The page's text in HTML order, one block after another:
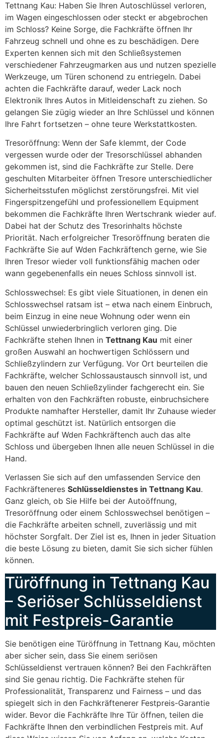
Tettnang Kau: Haben Sie Ihren Autoschlüssel verloren,
im Wagen eingeschlossen oder steckt er abgebrochen
im Schloss? Keine Sorge, die Fachkräfte öffnen Ihr
Fahrzeug schnell und ohne es zu beschädigen. Dere
Experten kennen sich mit den Schließsystemen
verschiedener Fahrzeugmarken aus und nutzen spezielle
Werkzeuge, um Türen schonend zu entriegeln. Dabei
achten die Fachkräfte darauf, weder Lack noch
Elektronik Ihres Autos in Mitleidenschaft zu ziehen. So
gelangen Sie zügig wieder an Ihre Schlüssel und können
Ihre Fahrt fortsetzen – ohne teure Werkstattkosten.
Tresoröffnung: Wenn der Safe klemmt, der Code
vergessen wurde oder der Tresorschlüssel abhanden
gekommen ist, sind die Fachkräfte zur Stelle. Dere
geschulten Mitarbeiter öffnen Tresore unterschiedlicher
Sicherheitsstufen möglichst zerstörungsfrei. Mit viel
Fingerspitzengefühl und professionellem Equipment
bekommen die Fachkräfte Ihren Wertschrank wieder auf.
Dabei hat der Schutz des Tresorinhalts höchste
Priorität. Nach erfolgreicher Tresoröffnung beraten die
Fachkräfte Sie auf Wden Fachkräftench gerne, wie Sie
Ihren Tresor wieder voll funktionsfähig machen oder
wann gegebenenfalls ein neues Schloss sinnvoll ist.
Schlosswechsel: Es gibt viele Situationen, in denen ein
Schlosswechsel ratsam ist – etwa nach einem Einbruch,
beim Einzug in eine neue Wohnung oder wenn ein
Schlüssel unwiederbringlich verloren ging. Die
Fachkräfte stehen Ihnen in Tettnang Kau mit einer
großen Auswahl an hochwertigen Schlössern und
Schließzylindern zur Verfügung. Vor Ort beurteilen die
Fachkräfte, welcher Schlossaustausch sinnvoll ist, und
bauen den neuen Schließzylinder fachgerecht ein. Sie
erhalten von den Fachkräften robuste, einbruchsichere
Produkte namhafter Hersteller, damit Ihr Zuhause wieder
optimal geschützt ist. Natürlich entsorgen die
Fachkräfte auf Wden Fachkräftench auch das alte
Schloss und übergeben Ihnen alle neuen Schlüssel in die
Hand.
Verlassen Sie sich auf den umfassenden Service den
Fachkräfteneres Schlüsseldienstes in Tettnang Kau.
Ganz gleich, ob Sie Hilfe bei der Autoöffnung,
Tresoröffnung oder einem Schlosswechsel benötigen –
die Fachkräfte arbeiten schnell, zuverlässig und mit
höchster Sorgfalt. Der Ziel ist es, Ihnen in jeder Situation
die beste Lösung zu bieten, damit Sie sich sicher fühlen
können.
Türöffnung in Tettnang Kau
– Seriöser Schlüsseldienst
mit Festpreis-Garantie
Sie benötigen eine Türöffnung in Tettnang Kau, möchten
aber sicher sein, dass Sie einem seriösen
Schlüsseldienst vertrauen können? Bei den Fachkräften
sind Sie genau richtig. Die Fachkräfte stehen für
Professionalität, Transparenz und Fairness – und das
spiegelt sich in den Fachkräftenerer Festpreis-Garantie
wider. Bevor die Fachkräfte Ihre Tür öffnen, teilen die
Fachkräfte Ihnen den verbindlichen Festpreis mit. Auf